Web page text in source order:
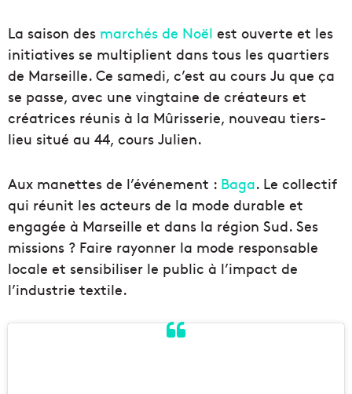
La saison des marchés de Noël est ouverte et les
initiatives se multiplient dans tous les quartiers
de Marseille. Ce samedi, c’est au cours Ju que ça
se passe, avec une vingtaine de créateurs et
créatrices réunis à la Mûrisserie, nouveau tiers-
lieu situé au 44, cours Julien.
Aux manettes de l’événement : Baga. Le collectif
qui réunit les acteurs de la mode durable et
engagée à Marseille et dans la région Sud. Ses
missions ? Faire rayonner la mode responsable
locale et sensibiliser le public à l’impact de
l’industrie textile.